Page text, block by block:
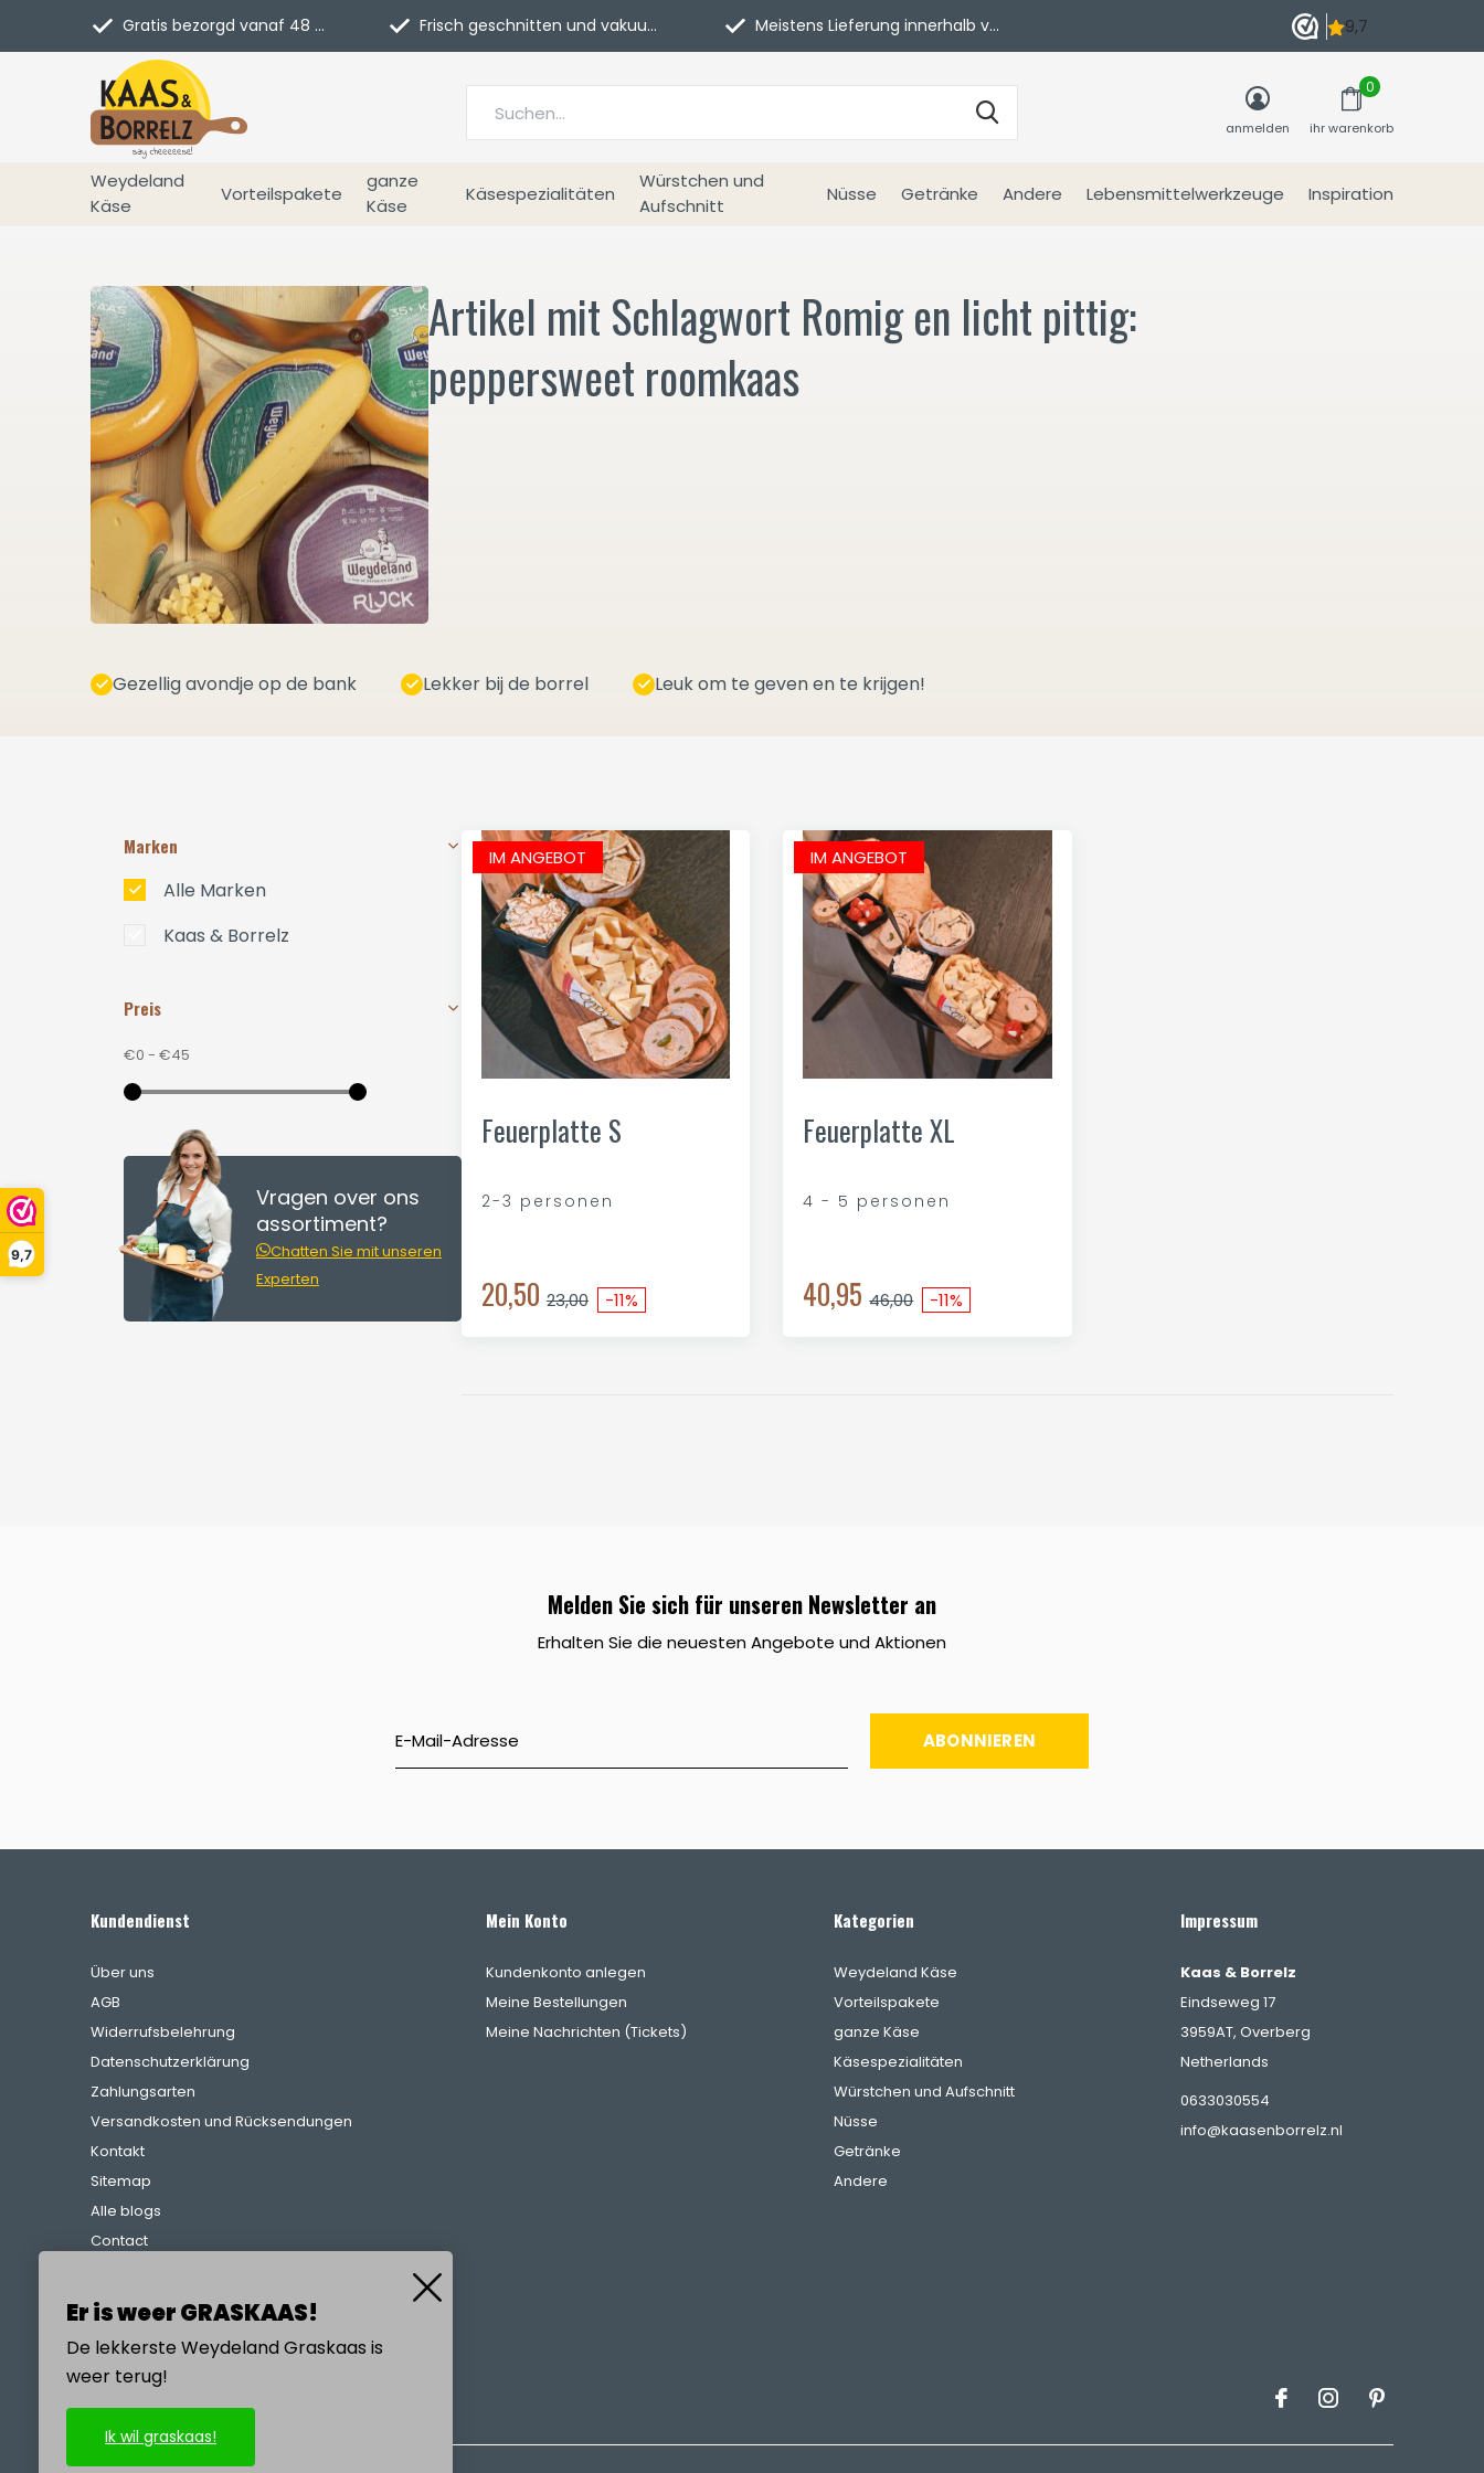
9,7
Weydeland
Käse
Vorteilspakete
ganze
Käse
Käsespezialitäten
Würstchen und
Aufschnitt
Nüsse Getränke Andere Lebensmittelwerkzeuge Inspiration
anmelden ihr warenkorb
0
Gratis bezorgd vanaf 48 euro in NL Frisch geschnitten und vakuumverpackt. Meistens Lieferung innerhalb von 3 Tagen
Artikel mit Schlagwort Romig en licht pittig:
peppersweet roomkaas
Gezellig avondje op de bank Lekker bij de borrel Leuk om te geven en te krijgen!
IM ANGEBOT
Feuerplatte S
2-3 personen
20,50 23,00 -11%
IM ANGEBOT
Feuerplatte XL
4 - 5 personen
40,95 46,00 -11%
Marken
Alle Marken
Kaas & Borrelz
Preis
€0 - €45
Vragen over ons
assortiment?
Chatten Sie mit unseren
Experten
Melden Sie sich für unseren Newsletter an
Erhalten Sie die neuesten Angebote und Aktionen
ABONNIEREN
Kundendienst
Über uns
AGB
Widerrufsbelehrung
Datenschutzerklärung
Zahlungsarten
Versandkosten und Rücksendungen
Kontakt
Sitemap
Alle blogs
Contact
Referenzen
Mein Konto
Kundenkonto anlegen
Meine Bestellungen
Meine Nachrichten (Tickets)
Kategorien
Weydeland Käse
Vorteilspakete
ganze Käse
Käsespezialitäten
Würstchen und Aufschnitt
Nüsse
Getränke
Andere
Impressum
Kaas & Borrelz
Eindseweg 17
3959AT, Overberg
Netherlands
0633030554
info@kaasenborrelz.nl
Er is weer GRASKAAS!
De lekkerste Weydeland Graskaas is
weer terug!
Ik wil graskaas!